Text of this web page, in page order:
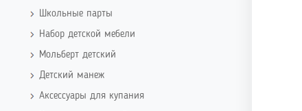
Школьные парты
Набор детской мебели
Мольберт детский
Детский манеж
Аксессуары для купания